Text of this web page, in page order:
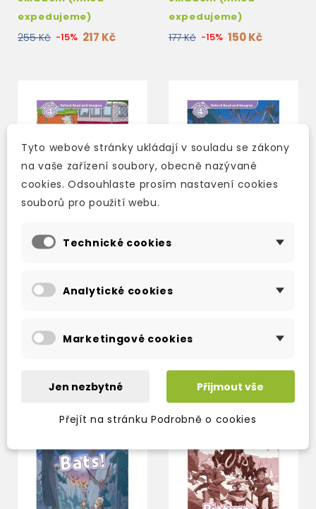
expedujeme)
255 Kč -15% 217 Kč
expedujeme)
177 Kč -15% 150 Kč
IMAGINE LEVEL 4:
expedujeme)
IMAGINE LEVEL 4:
expedujeme)
Tyto webové stránky ukládají v souladu se zákony
na vaše zařízení soubory, obecně nazývané
cookies. Odsouhlaste prosím nastavení cookies
souborů pro použití webu.
Technické cookies
Analytické cookies
Marketingové cookies
Jen nezbytné Přijmout vše
Přejít na stránku Podrobně o cookies